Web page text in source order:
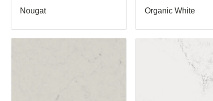
Nougat Organic White